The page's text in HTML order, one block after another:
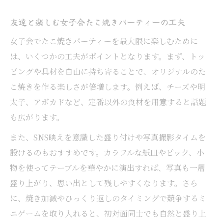
友達と楽しむ女子会たこ焼きパーティーの工夫
女子会でたこ焼きパーティーを最大限に楽しむために
は、いくつかの工夫がポイントとなります。まず、トッ
ピングや具材を自由に持ち寄ることで、オリジナルのた
こ焼きを作る楽しさが倍増します。例えば、チーズや明
太子、アボカドなど、定番以外の食材を用意すると話題
も広がります。
また、SNS映えを意識した盛り付けや写真撮影タイムを
設けるのもおすすめです。カラフルな紙皿やピック、小
物を使ってテーブルを華やかに演出すれば、写真も一層
盛り上がり、思い出として残しやすくなります。さら
に、焼き加減やひっくり返しのタイミングで競争するミ
ニゲームを取り入れると、初対面同士でも自然と盛り上